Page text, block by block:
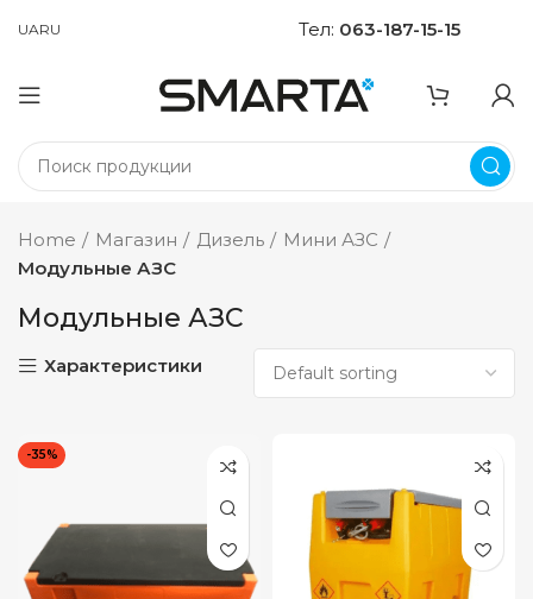
UARU Тел: 063-187-15-15
Home Магазин Дизель
Мини АЗС
Модульные АЗС
Модульные АЗС
Характеристики
-35%